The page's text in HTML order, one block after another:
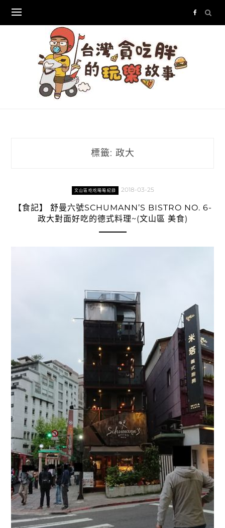
content
標籤: 政大
文山區吃吃喝喝紀錄 2018-03-25
【食記】 舒曼六號SCHUMANN’S BISTRO NO. 6-
政大對面好吃的德式料理~(文山區 美食)